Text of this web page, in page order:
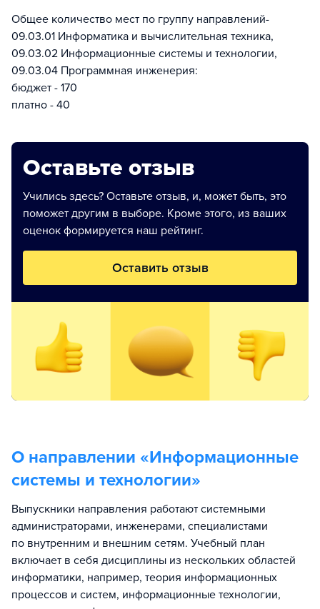
Общее количество мест по группу направлений-
09.03.01 Информатика и вычислительная техника,
09.03.02 Информационные системы и технологии,
09.03.04 Программная инженерия:
бюджет - 170
платно - 40
Оставьте отзыв
Учились здесь? Оставьте отзыв, и, может быть, это
поможет другим в выборе. Кроме этого, из ваших
оценок формируется наш рейтинг.
Оставить отзыв
О направлении «Информационные
системы и технологии»
Выпускники направления работают системными
администраторами, инженерами, специалистами
по внутренним и внешним сетям. Учебный план
включает в себя дисциплины из нескольких областей
информатики, например, теория информационных
процессов и систем, информационные технологии,